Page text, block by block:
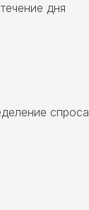
дня
спроса